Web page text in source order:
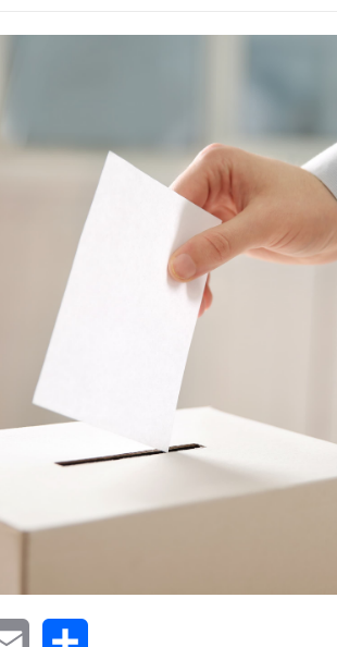
Consejo Universitario llama a